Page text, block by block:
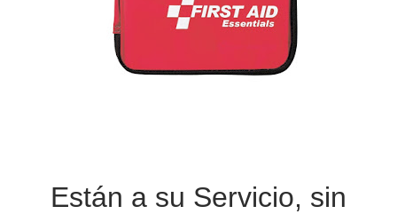
Están a su Servicio, sin